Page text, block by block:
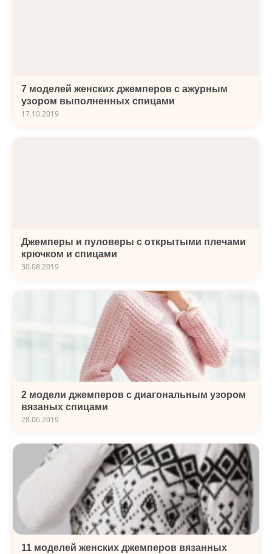
7 моделей женских джемперов с ажурным
узором выполненных спицами
17.10.2019
Джемперы и пуловеры с открытыми плечами
крючком и спицами
30.08.2019
2 модели джемперов с диагональным узором
вязаных спицами
28.06.2019
11 моделей женских джемперов вязанных